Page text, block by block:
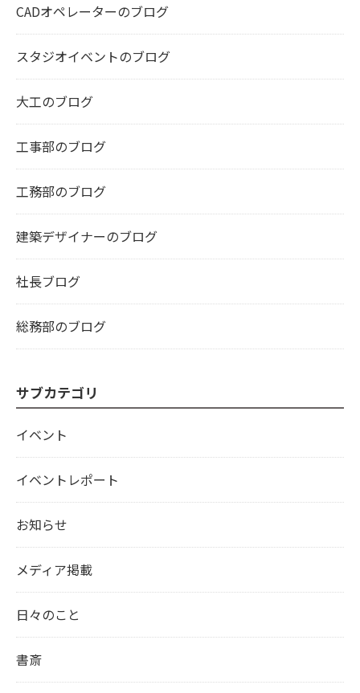
CADオペレーターのブログ
スタジオイベントのブログ
大工のブログ
工事部のブログ
工務部のブログ
建築デザイナーのブログ
社長ブログ
総務部のブログ
サブカテゴリ
イベント
イベントレポート
お知らせ
メディア掲載
日々のこと
書斎